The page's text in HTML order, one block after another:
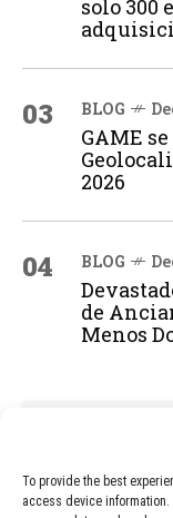
To provide the best
access device
solo 300
03 BLOG
GAME
2026
04 BLOG
de
Menos